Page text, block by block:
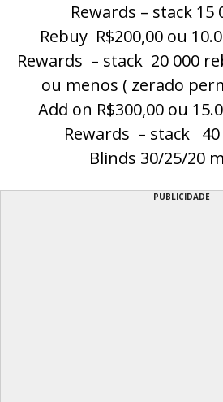
Rewards – stack 15
Rebuy R$200,00 ou
Rewards – stack 20 000
ou menos ( zerado
Add on R$300,00 ou
Rewards – stack 40
Blinds 30/25/20
PUBLICIDADE